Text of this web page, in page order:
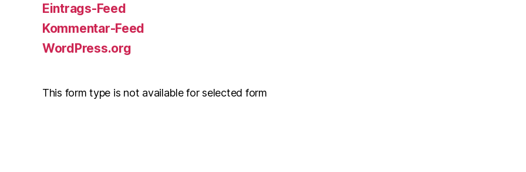
Eintrags-Feed
Kommentar-Feed
WordPress.org
This form type is not available for selected form